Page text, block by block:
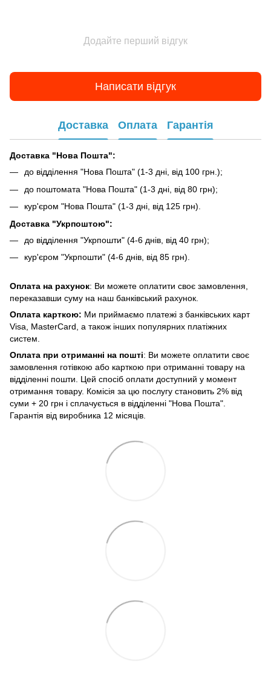
Додайте перший відгук
Написати відгук
Доставка Оплата Гарантія
Доставка "Нова Пошта":
до відділення "Нова Пошта" (1-3 дні, від 100 грн.);
до поштомата "Нова Пошта" (1-3 дні, від 80 грн);
кур'єром "Нова Пошта" (1-3 дні, від 125 грн).
Доставка "Укрпоштою":
до відділення "Укрпошти" (4-6 днів, від 40 грн);
кур'єром "Укрпошти" (4-6 днів, від 85 грн).
Оплата на рахунок: Ви можете оплатити своє замовлення,
переказавши суму на наш банківський рахунок.
Оплата карткою: Ми приймаємо платежі з банківських карт
Visa, MasterCard, а також інших популярних платіжних
систем.
Оплата при отриманні на пошті: Ви можете оплатити своє
замовлення готівкою або карткою при отриманні товару на
відділенні пошти. Цей спосіб оплати доступний у момент
отримання товару. Комісія за цю послугу становить 2% від
суми + 20 грн і сплачується в відділенні "Нова Пошта".
Гарантія від виробника 12 місяців.